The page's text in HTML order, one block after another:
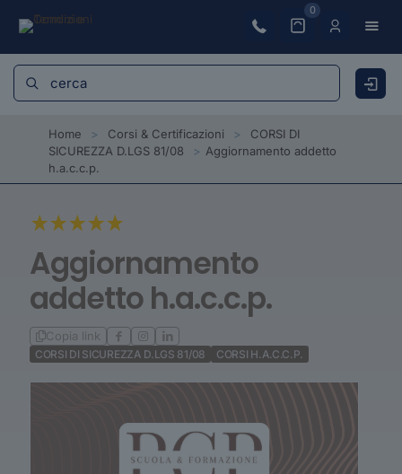
0
Home > Corsi & Certificazioni >
CORSI DI
SICUREZZA D.LGS 81/08
> Aggiornamento addetto
h.a.c.c.p.
Aggiornamento
addetto h.a.c.c.p.
Copia link
CORSI DI SICUREZZA D.LGS 81/08 CORSI H.A.C.C.P.